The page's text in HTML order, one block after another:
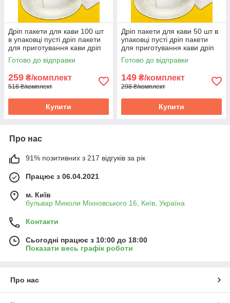
Дріп пакети для кави 100 шт
в упаковці пусті дріп пакети
для приготування кави дріп
кава melm
Готово до відправки
259 ₴/комплект
518 ₴/комплект
Купити
Дріп пакети для кави 50 шт в
упаковці пусті дріп пакети
для приготування кави дріп
кава melm
Готово до відправки
149 ₴/комплект
298 ₴/комплект
Купити
Про нас
91% позитивних з 217 відгуків за рік
Працює з 06.04.2021
м. Київ
бульвар Миколи Міхновського 16, Київ, Україна
Контакти
Сьогодні працює з 10:00 до 18:00
Показати весь графік роботи
Про нас